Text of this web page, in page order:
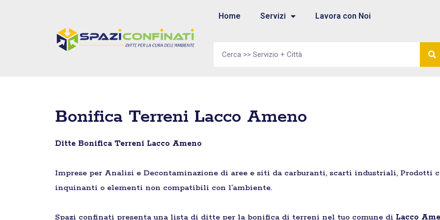
Home Servizi Lavora con Noi
Bonifica Terreni Lacco Ameno
Ditte Bonifica Terreni Lacco Ameno
Imprese per Analisi e Decontaminazione di aree e siti da carburanti, scarti industriali, Prodotti
inquinanti o elementi non compatibili con l’ambiente.
Spazi confinati presenta una lista di ditte per la bonifica di terreni nel tuo comune di Lacco